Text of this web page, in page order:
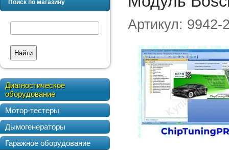
Поиск по магазину
Найти
Диагностическое
оборудование
Мотор-тестеры
Дымогенераторы
Гаражное оборудование
Артикул: 9942-